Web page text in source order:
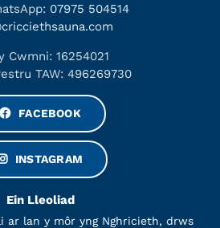
07975 504514
Cwmni: 16254021
TAW: 496269730
Ein Lleoliad
ar lan y môr yng Nghricieth, drws
FACEBOOK
INSTAGRAM